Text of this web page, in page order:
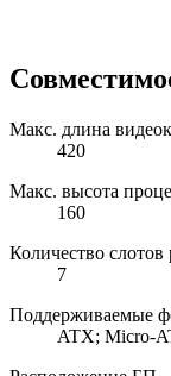
Макс. длина
420
Макс. высота
160
Количество
7
Поддерживаемые
ATX; Micro-